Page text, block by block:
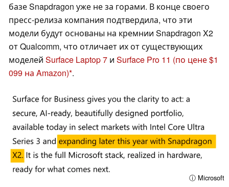
базе Snapdragon уже не за горами. В конце своего
пресс-релиза компания подтвердила, что эти
модели будут основаны на кремнии Snapdragon X2
от Qualcomm, что отличает их от существующих
моделей Surface Laptop 7 и Surface Pro 11 (по цене $1
099 на Amazon) .
ⓘ Microsoft